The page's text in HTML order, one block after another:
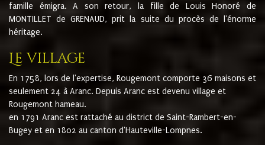
famille émigra. A son retour, la fille de Louis Honoré de
MONTILLET de GRENAUD, prit la suite du procès de l'énorme
héritage.
Le village
En 1758, lors de l'expertise, Rougemont comporte 36 maisons et
seulement 24 à Aranc. Depuis Aranc est devenu village et
Rougemont hameau.
en 1791 Aranc est rattaché au district de Saint-Rambert-en-
Bugey et en 1802 au canton d'Hauteville-Lompnes.